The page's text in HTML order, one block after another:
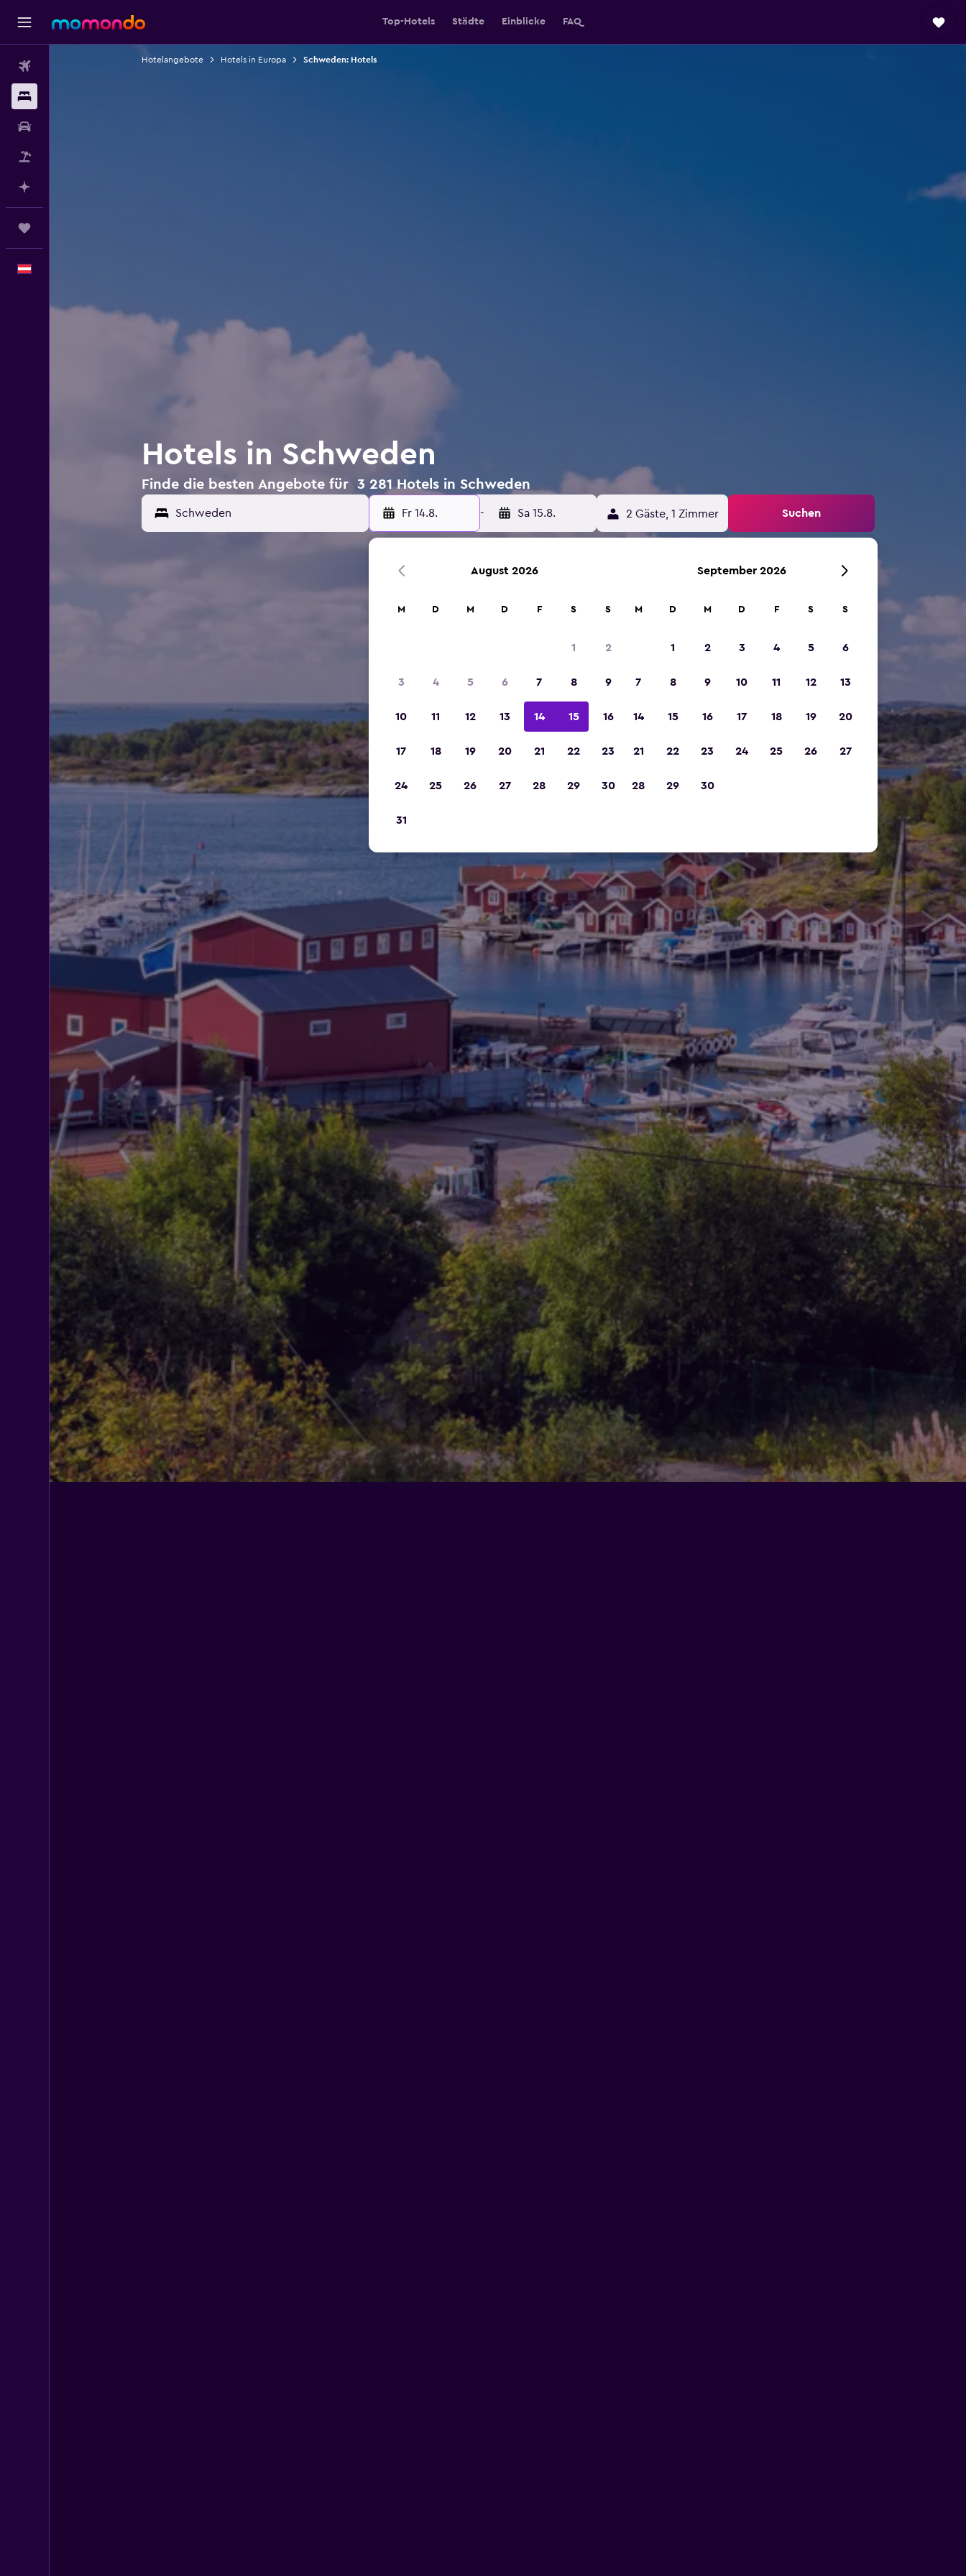
Top-Hotels Städte Einblicke FAQ
Hotelangebote Hotels in Europa Schweden: Hotels
Hotels in Schweden
Finde die besten Angebote für 3 281 Hotels in Schweden
Fr 14.8. - Sa 15.8. 2 Gäste, 1 Zimmer Suchen
August 2026
M D M D F S S
1 2
3 4 5 6 7 8 9
10 11 12 13 14 15 16
17 18 19 20 21 22 23
24 25 26 27 28 29 30
31
September 2026
M D M D F S S
1 2 3 4 5 6
7 8 9 10 11 12 13
14 15 16 17 18 19 20
21 22 23 24 25 26 27
28 29 30